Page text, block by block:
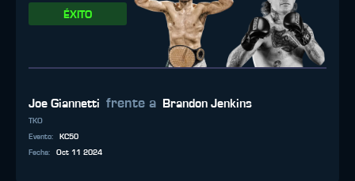
ÉXITO
Joe Giannetti frente a Brandon Jenkins
TKO
Evento:
KC50
Fecha: Oct 11 2024